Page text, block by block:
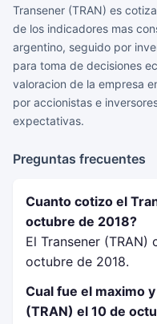
Transener (TRAN) es
de los indicadores mas
argentino, seguido por
para toma de decisiones
valoracion de la empresa
por accionistas e
expectativas.
Preguntas frecuentes
Cuanto cotizo el
octubre de 2018?
El Transener
octubre de 2018.
Cual fue el maximo
(TRAN) el 10 de